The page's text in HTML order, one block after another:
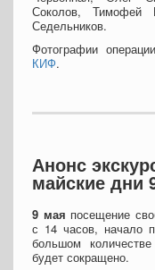
Соколов, Тимофей
Седельников.
Фотографии
КИФ.
Анонс
майские дни
9 мая посещение
с 14 часов, начало
большом
будет сокращено.